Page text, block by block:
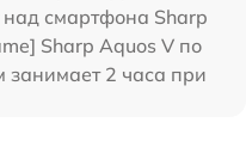
над смартфона Sharp
Sharp Aquos V по
занимает 2 часа при